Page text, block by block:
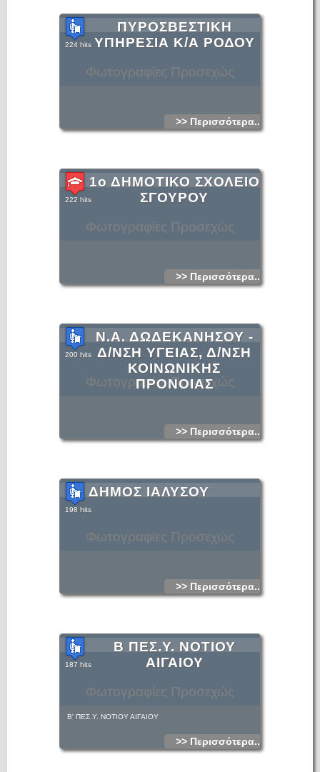
Φωτογραφίες Προσεχώς
ΠΥΡΟΣΒΕΣΤΙΚΗ
ΥΠΗΡΕΣΙΑ Κ/Α ΡΟΔΟΥ
224 hits
>> Περισσότερα...
Φωτογραφίες Προσεχώς
1ο ΔΗΜΟΤΙΚΟ ΣΧΟΛΕΙΟ
ΣΓΟΥΡΟΥ
222 hits
>> Περισσότερα...
Φωτογραφίες Προσεχώς
Ν.Α. ΔΩΔΕΚΑΝΗΣΟΥ -
Δ/ΝΣΗ ΥΓΕΙΑΣ, Δ/ΝΣΗ
ΚΟΙΝΩΝΙΚΗΣ
ΠΡΟΝΟΙΑΣ
200 hits
>> Περισσότερα...
Φωτογραφίες Προσεχώς
ΔΗΜΟΣ ΙΑΛΥΣΟΥ
198 hits
>> Περισσότερα...
Φωτογραφίες Προσεχώς
Β ΠΕΣ.Υ. ΝΟΤΙΟΥ
ΑΙΓΑΙΟΥ
187 hits
Β' ΠΕΣ.Υ. ΝΟΤΙΟΥ ΑΙΓΑΙΟΥ
>> Περισσότερα...